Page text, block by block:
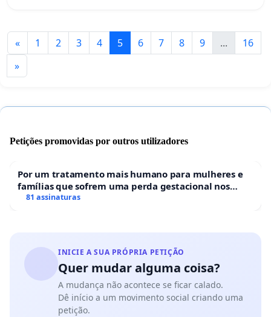
« 1 2 3 4 5 6 7 8 9 ...
16
»
Petições promovidas por outros utilizadores
Por um tratamento mais humano para mulheres e
famílias que sofrem uma perda gestacional nos
hospitais portugueses
81 assinaturas
INICIE A SUA PRÓPRIA PETIÇÃO
Quer mudar alguma coisa?
A mudança não acontece se ficar calado.
Dê início a um movimento social criando uma
petição.